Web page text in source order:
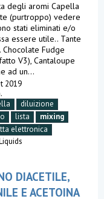
degli aromi Capella
(purtroppo) vedere
stati eliminati e/o
essere utile.. Tante
Fudge
V3), Cantaloupe
ad un...
2019
diluizione
lista
mixing
elettronica
DIACETILE,
E ACETOINA